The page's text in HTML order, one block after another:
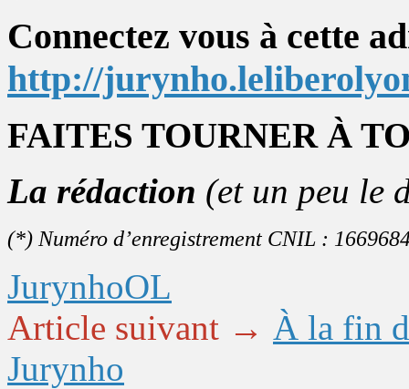
Connectez vous à cette
http://
FAITES TOURNER À
La rédaction (et un peu le
(*) Numéro d’enregistrement CNIL :
JurynhoOL
Article suivant → À la fin
Jurynho